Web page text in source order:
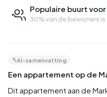
Populaire buurt
30% van de bewoners
AI-samenvatting
Een appartement op de
Dit appartement aan de